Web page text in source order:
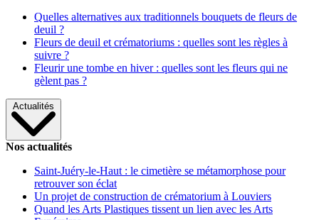
Quelles alternatives aux traditionnels bouquets de fleurs de
deuil ?
Fleurs de deuil et crématoriums : quelles sont les règles à
suivre ?
Fleurir une tombe en hiver : quelles sont les fleurs qui ne
gèlent pas ?
Actualités
Nos actualités
Saint-Juéry-le-Haut : le cimetière se métamorphose pour
retrouver son éclat
Un projet de construction de crématorium à Louviers
Quand les Arts Plastiques tissent un lien avec les Arts